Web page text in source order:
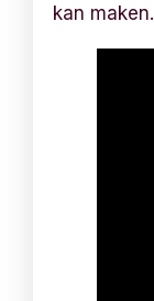
kan maken.